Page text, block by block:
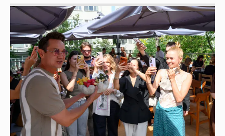
Анастасия Гребенкина, Женя Малахова,
Оксана Русланова и другие гости
фестиваля «Баланс вкуса и ритма»:
рассматриваем летние образы